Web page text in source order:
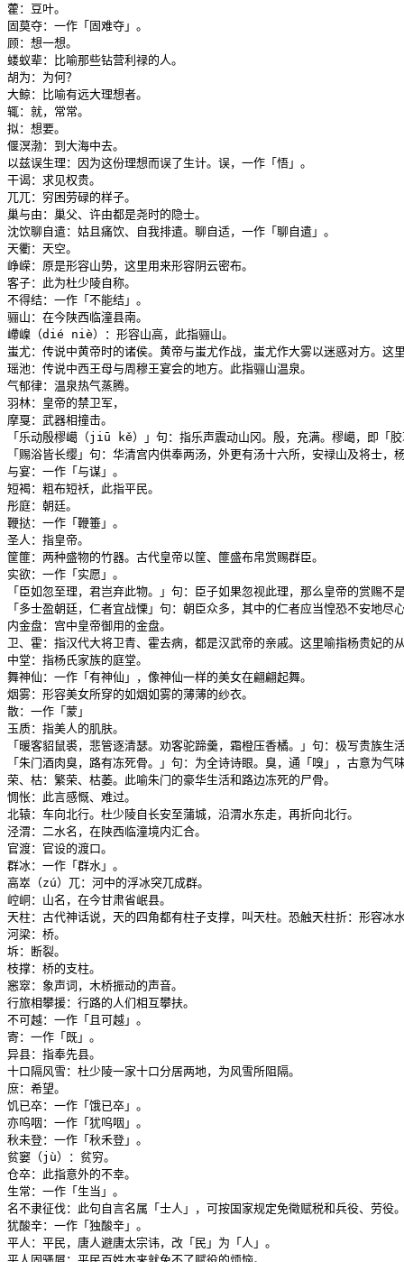
藿：豆叶。
固莫夺：一作「固难夺」。
顾：想一想。
蝼蚁辈：比喻那些钻营利禄的人。
胡为：为何？
大鲸：比喻有远大理想者。
辄：就，常常。
拟：想要。
偃溟渤：到大海中去。
以兹误生理：因为这份理想而误了生计。误，一作「悟」。
干谒：求见权贵。
兀兀：穷困劳碌的样子。
巢与由：巢父、许由都是尧时的隐士。
沈饮聊自遣：姑且痛饮、自我排遣。聊自适，一作「聊自遣」。
天衢：天空。
峥嵘：原是形容山势，这里用来形容阴云密布。
客子：此为杜少陵自称。
不得结：一作「不能结」。
骊山：在今陕西临潼县南。
嵽嵲（dié niè）：形容山高，此指骊山。
蚩尤：传说中黄帝时的诸侯。黄帝与蚩尤作战，蚩尤作大雾以迷惑对方。这
瑶池：传说中西王母与周穆王宴会的地方。此指骊山温泉。
气郁律：温泉热气蒸腾。
羽林：皇帝的禁卫军，
摩戛：武器相撞击。
「乐动殷樛嶱（jiū kě）」句：指乐声震动山冈。殷，充满。樛嶱，即「
「赐浴皆长缨」句：华清宫内供奉两汤，外更有汤十六所，安禄山及将士
与宴：一作「与谋」。
短褐：粗布短袄，此指平民。
彤庭：朝廷。
鞭挞：一作「鞭箠」。
圣人：指皇帝。
筐篚：两种盛物的竹器。古代皇帝以筐、篚盛布帛赏赐群臣。
实欲：一作「实愿」。
「臣如忽至理，君岂弃此物。」句：臣子如果忽视此理，那么皇帝的赏赐不
「多士盈朝廷，仁者宜战慄」句：朝臣众多，其中的仁者应当惶恐不安地尽
内金盘：宫中皇帝御用的金盘。
卫、霍：指汉代大将卫青、霍去病，都是汉武帝的亲戚。这里喻指杨贵妃的
中堂：指杨氏家族的庭堂。
舞神仙：一作「有神仙」，像神仙一样的美女在翩翩起舞。
烟雾：形容美女所穿的如烟如雾的薄薄的纱衣。
散：一作「蒙」
玉质：指美人的肌肤。
「暖客貂鼠裘，悲管逐清瑟。劝客驼蹄羹，霜橙压香橘。」句：极写贵族生
「朱门酒肉臭，路有冻死骨。」句：为全诗诗眼。臭，通「嗅」，古意为气
荣、枯：繁荣、枯萎。此喻朱门的豪华生活和路边冻死的尸骨。
惆怅：此言感慨、难过。
北辕：车向北行。杜少陵自长安至蒲城，沿渭水东走，再折向北行。
泾渭：二水名，在陕西临潼境内汇合。
官渡：官设的渡口。
群冰：一作「群水」。
高崒（zú）兀：河中的浮冰突兀成群。
崆峒：山名，在今甘肃省岷县。
天柱：古代神话说，天的四角都有柱子支撑，叫天柱。恐触天柱折：形容
河梁：桥。
坼：断裂。
枝撑：桥的支柱。
窸窣：象声词，木桥振动的声音。
行旅相攀援：行路的人们相互攀扶。
不可越：一作「且可越」。
寄：一作「既」。
异县：指奉先县。
十口隔风雪：杜少陵一家十口分居两地，为风雪所阻隔。
庶：希望。
饥已卒：一作「饿已卒」。
亦呜咽：一作「犹呜咽」。
秋未登：一作「秋禾登」。
贫窭（jù）：贫穷。
仓卒：此指意外的不幸。
生常：一作「生当」。
名不隶征伐：此句自言名属「士人」，可按国家规定免徵赋税和兵役、劳役
犹酸辛：一作「独酸辛」。
平人：平民，唐人避唐太宗讳，改「民」为「人」。